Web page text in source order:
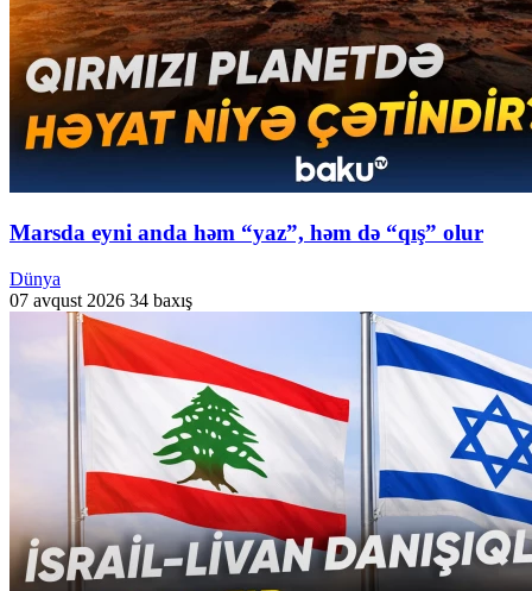
Marsda eyni anda həm “yaz”, həm də “qış” olur
Dünya
07 avqust 2026 34 baxış